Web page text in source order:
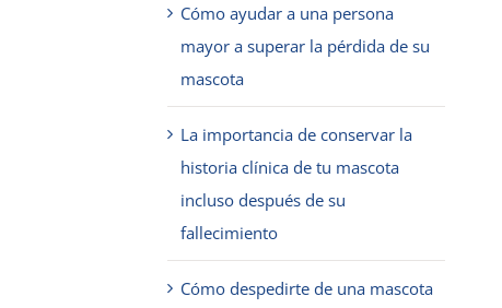
Cómo ayudar a una persona
mayor a superar la pérdida de su
mascota
La importancia de conservar la
historia clínica de tu mascota
incluso después de su
fallecimiento
Cómo despedirte de una mascota